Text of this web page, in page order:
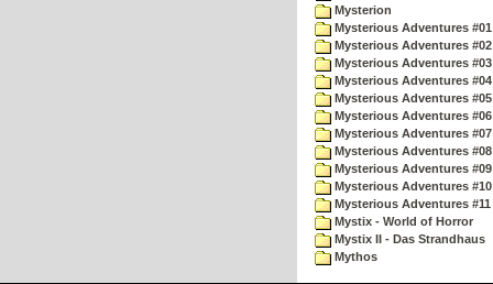
Mysterion
Mysterious Adventures
Mysterious Adventures
Mysterious Adventures
Mysterious Adventures
Mysterious Adventures
Mysterious Adventures
Mysterious Adventures
Mysterious Adventures
Mysterious Adventures
Mysterious Adventures
Mysterious Adventures
Mystix - World of Horror
Mystix II - Das Strandhaus
Mythos